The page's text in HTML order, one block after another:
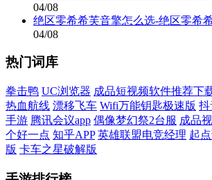
04/08
绝区零希希芙音擎怎么选-绝区零希
04/08
热门词库
拳击鸭 UC浏览器 成品短视频软件推荐下
热血航线 漂移飞车 Wifi万能钥匙极速版 抖
手游 腾讯会议app 偶像梦幻祭2台服 成品
个好一点 知乎APP 英雄联盟电竞经理 起
版 卡车之星破解版